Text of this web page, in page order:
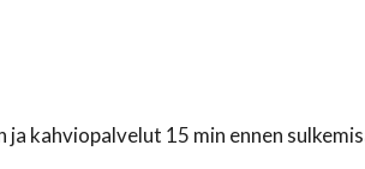
kahviopalvelut 15 min ennen